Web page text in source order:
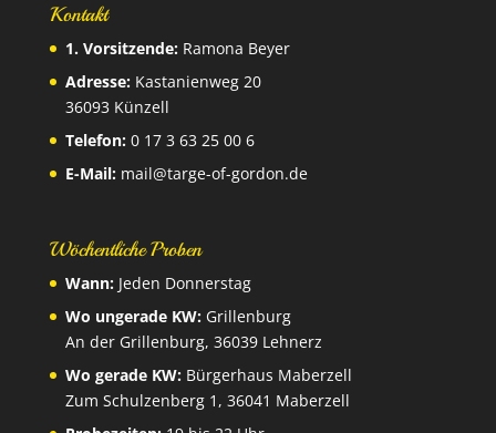
Kontakt
1. Vorsitzende:Ramona Beyer
Adresse:Kastanienweg 20
36093 Künzell
Telefon:0 17 3 63 25 00 6
E-Mail: mail@targe-of-gordon.de
Wöchentliche Proben
Wann:Jeden Donnerstag
Wo ungerade KW:Grillenburg
An der Grillenburg, 36039 Lehnerz
Wo gerade KW:Bürgerhaus Maberzell
Zum Schulzenberg 1, 36041 Maberzell